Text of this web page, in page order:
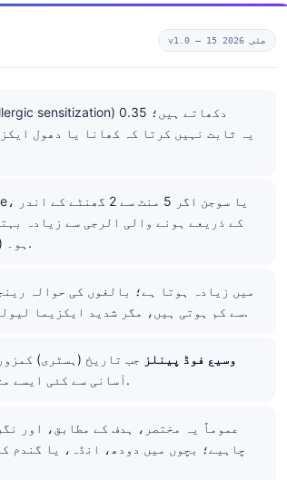
v1.0 — 15 مئی 2026
24 گھنٹے بعد ہونے والی خشک ایکزیما کی بھڑک (flare) ہو۔.
عموماً 100-150 kU/L سے کم ہوتی ہیں، مگر شدید ایکزیما لیولز کو ہزاروں تک پہنچا سکتا ہے۔.
وسیع فوڈ پینلز
آسانی سے کئی ایسے مثبت نتائج دے سکتی ہے جو طبی طور پر غیر متعلق ہوں۔.